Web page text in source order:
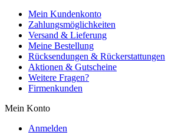
Mein Kundenkonto
Zahlungsmöglichkeiten
Versand & Lieferung
Meine Bestellung
Rücksendungen & Rückerstattungen
Aktionen & Gutscheine
Weitere Fragen?
Firmenkunden
Mein Konto
Anmelden